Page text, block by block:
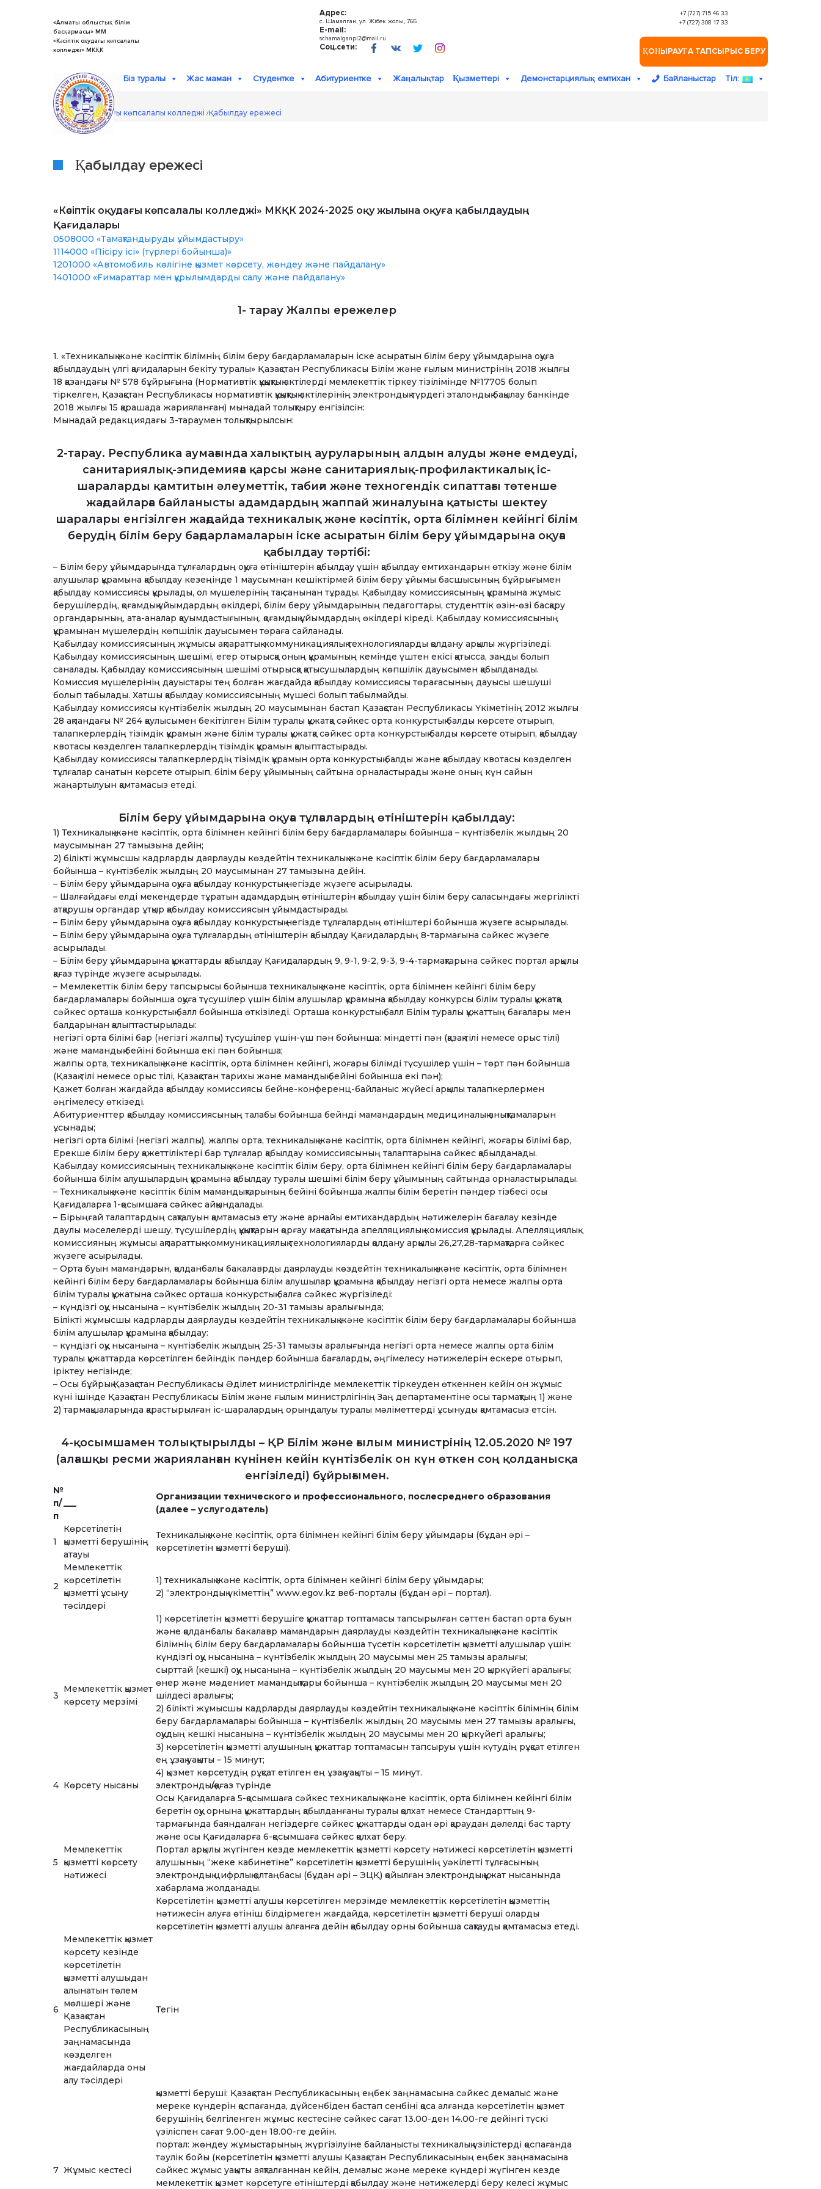
«Алматы облыстық білім
басқармасы» ММ
«Кәсіптік оқудағы көпсалалы
колледжі» МКҚК
Адрес:
с. Шамалган, ул. Жібек жолы, 76Б
E-mail:
schamalganpl2@mail.ru
Соц.сети:
+7 (727) 715 46 33
+7 (727) 308 17 33
ҚОҢЫРАУҒА ТАПСЫРЫС БЕРУ
Біз туралы Жас маман Студентке Абитуриентке Жаңалықтар Қызметтері Демонстарциялық емтихан Байланыстар Тіл:
Кәсіптік оқудағы көпсалалы колледжі /Қабылдау ережесі
Қабылдау ережесі
«Кәсіптік оқудағы көпсалалы колледжі» МКҚК 2024-2025 оқу жылына оқуға қабылдаудың
Қағидалары
0508000 «Тамақтандыруды ұйымдастыру»
1114000 «Пісіру ісі» (түрлері бойынша)»
1201000 «Автомобиль көлігіне қызмет көрсету, жөндеу және пайдалану»
1401000 «Ғимараттар мен құрылымдарды салу және пайдалану»
1- тарау Жалпы ережелер
1. «Техникалық және кәсіптік білімнің білім беру бағдарламаларын іске асыратын білім беру ұйымдарына оқуға
қабылдаудың үлгі қағидаларын бекіту туралы» Қазақстан Республикасы Білім және ғылым министрінің 2018 жылғы
18 қазандағы № 578 бұйрығына (Нормативтік құқықтық актілерді мемлекеттік тіркеу тізілімінде №17705 болып
тіркелген, Қазақстан Республикасы нормативтік құқықтық актілерінің электрондық түрдегі эталондық бақылау банкінде
2018 жылғы 15 қарашада жарияланған) мынадай толықтыру енгізілсін:
Мынадай редакциядағы 3-тараумен толықтырылсын:
2-тарау. Республика аумағында халықтың ауруларының алдын алуды және емдеуді,
санитариялық-эпидемияға қарсы және санитариялық-профилактикалық іс-
шараларды қамтитын әлеуметтік, табиғи және техногендік сипаттағы төтенше
жағдайларға байланысты адамдардың жаппай жиналуына қатысты шектеу
шаралары енгізілген жағдайда техникалық және кәсіптік, орта білімнен кейінгі білім
берудің білім беру бағдарламаларын іске асыратын білім беру ұйымдарына оқуға
қабылдау тәртібі:
– Білім беру ұйымдарында тұлғалардың оқуға өтініштерін қабылдау үшін қабылдау емтихандарын өткізу және білім
алушылар құрамына қабылдау кезеңінде 1 маусымнан кешіктірмей білім беру ұйымы басшысының бұйрығымен
қабылдау комиссиясы құрылады, ол мүшелерінің тақ санынан тұрады. Қабылдау комиссиясының құрамына жұмыс
берушілердің, қоғамдық ұйымдардың өкілдері, білім беру ұйымдарының педагогтары, студенттік өзін-өзі басқару
органдарының, ата-аналар қауымдастығының, қоғамдық ұйымдардың өкілдері кіреді. Қабылдау комиссиясының
құрамынан мүшелердің көпшілік дауысымен төраға сайланады.
Қабылдау комиссиясының жұмысы ақпараттық-коммуникациялық технологияларды қолдану арқылы жүргізіледі.
Қабылдау комиссиясының шешімі, егер отырысқа оның құрамының кемінде үштен екісі қатысса, заңды болып
саналады. Қабылдау комиссиясының шешімі отырысқа қатысушылардың көпшілік дауысымен қабылданады.
Комиссия мүшелерінің дауыстары тең болған жағдайда қабылдау комиссиясы төрағасының дауысы шешуші
болып табылады. Хатшы қабылдау комиссиясының мүшесі болып табылмайды.
Қабылдау комиссиясы күнтізбелік жылдың 20 маусымынан бастап Қазақстан Республикасы Үкіметінің 2012 жылғы
28 ақпандағы № 264 қаулысымен бекітілген Білім туралы құжатқа сәйкес орта конкурстық балды көрсете отырып,
талапкерлердің тізімдік құрамын және білім туралы құжатқа сәйкес орта конкурстық балды көрсете отырып, қабылдау
квотасы көзделген талапкерлердің тізімдік құрамын қалыптастырады.
Қабылдау комиссиясы талапкерлердің тізімдік құрамын орта конкурстық балды және қабылдау квотасы көзделген
тұлғалар санатын көрсете отырып, білім беру ұйымының сайтына орналастырады және оның күн сайын
жаңартылуын қамтамасыз етеді.
Білім беру ұйымдарына оқуға тұлғалардың өтініштерін қабылдау:
1) Техникалық және кәсіптік, орта білімнен кейінгі білім беру бағдарламалары бойынша – күнтізбелік жылдың 20
маусымынан 27 тамызына дейін;
2) білікті жұмысшы кадрларды даярлауды көздейтін техникалық және кәсіптік білім беру бағдарламалары
бойынша – күнтізбелік жылдың 20 маусымынан 27 тамызына дейін.
– Білім беру ұйымдарына оқуға қабылдау конкурстық негізде жүзеге асырылады.
– Шалғайдағы елді мекендерде тұратын адамдардың өтініштерін қабылдау үшін білім беру саласындағы жергілікті
атқарушы органдар ұтқыр қабылдау комиссиясын ұйымдастырады.
– Білім беру ұйымдарына оқуға қабылдау конкурстық негізде тұлғалардың өтініштері бойынша жүзеге асырылады.
– Білім беру ұйымдарына оқуға тұлғалардың өтініштерін қабылдау Қағидалардың 8-тармағына сәйкес жүзеге
асырылады.
– Білім беру ұйымдарына құжаттарды қабылдау Қағидалардың 9, 9-1, 9-2, 9-3, 9-4-тармақтарына сәйкес портал арқылы
қағаз түрінде жүзеге асырылады.
– Мемлекеттік білім беру тапсырысы бойынша техникалық және кәсіптік, орта білімнен кейінгі білім беру
бағдарламалары бойынша оқуға түсушілер үшін білім алушылар құрамына қабылдау конкурсы білім туралы құжатқа
сәйкес орташа конкурстық балл бойынша өткізіледі. Орташа конкурстық балл Білім туралы құжаттың бағалары мен
балдарынан қалыптастырылады:
негізгі орта білімі бар (негізгі жалпы) түсушілер үшін-үш пән бойынша: міндетті пән (қазақ тілі немесе орыс тілі)
және мамандық бейіні бойынша екі пән бойынша;
жалпы орта, техникалық және кәсіптік, орта білімнен кейінгі, жоғары білімді түсушілер үшін – төрт пән бойынша
(Қазақ тілі немесе орыс тілі, Қазақстан тарихы және мамандық бейіні бойынша екі пән);
Қажет болған жағдайда қабылдау комиссиясы бейне-конференц-байланыс жүйесі арқылы талапкерлермен
әңгімелесу өткізеді.
Абитуриенттер қабылдау комиссиясының талабы бойынша бейнді мамандардың медициналық анықтамаларын
ұсынады;
негізгі орта білімі (негізгі жалпы), жалпы орта, техникалық және кәсіптік, орта білімнен кейінгі, жоғары білімі бар,
Ерекше білім беру қажеттіліктері бар тұлғалар қабылдау комиссиясының талаптарына сәйкес қабылданады.
Қабылдау комиссиясының техникалық және кәсіптік білім беру, орта білімнен кейінгі білім беру бағдарламалары
бойынша білім алушылардың құрамына қабылдау туралы шешімі білім беру ұйымының сайтында орналастырылады.
– Техникалық және кәсіптік білім мамандықтарының бейіні бойынша жалпы білім беретін пәндер тізбесі осы
Қағидаларға 1-қосымшаға сәйкес айқындалады.
– Бірыңғай талаптардың сақталуын қамтамасыз ету және арнайы емтихандардың нәтижелерін бағалау кезінде
даулы мәселелерді шешу, түсушілердің құқықтарын қорғау мақсатында апелляциялық комиссия құрылады. Апелляциялық
комиссияның жұмысы ақпараттық-коммуникациялық технологияларды қолдану арқылы 26,27,28-тармақтарға сәйкес
жүзеге асырылады.
– Орта буын мамандарын, қолданбалы бакалаврды даярлауды көздейтін техникалық және кәсіптік, орта білімнен
кейінгі білім беру бағдарламалары бойынша білім алушылар құрамына қабылдау негізгі орта немесе жалпы орта
білім туралы құжатына сәйкес орташа конкурстық балға сәйкес жүргізіледі:
– күндізгі оқу нысанына – күнтізбелік жылдың 20-31 тамызы аралығында;
Білікті жұмысшы кадрларды даярлауды көздейтін техникалық және кәсіптік білім беру бағдарламалары бойынша
білім алушылар құрамына қабылдау:
– күндізгі оқу нысанына – күнтізбелік жылдың 25-31 тамызы аралығында негізгі орта немесе жалпы орта білім
туралы құжаттарда көрсетілген бейіндік пәндер бойынша бағаларды, әңгімелесу нәтижелерін ескере отырып,
іріктеу негізінде;
– Осы бұйрық Қазақстан Республикасы Әділет министрлігінде мемлекеттік тіркеуден өткеннен кейін он жұмыс
күні ішінде Қазақстан Республикасы Білім және ғылым министрлігінің Заң департаментіне осы тармақтың 1) және
2) тармақшаларында қарастырылған іс-шаралардың орындалуы туралы мәліметтерді ұсынуды қамтамасыз етсін.
4-қосымшамен толықтырылды – ҚР Білім және ғылым министрінің 12.05.2020 № 197
(алғашқы ресми жарияланған күнінен кейін күнтізбелік он күн өткен соң қолданысқа
енгізіледі) бұйрығымен.
№
п/
п
___
Организации технического и профессионального, послесреднего образования
(далее – услугодатель)
1
Көрсетілетін
қызметті берушінің
атауы
Техникалық және кәсіптік, орта білімнен кейінгі білім беру ұйымдары (бұдан әрі –
көрсетілетін қызметті беруші).
2
Мемлекеттік
көрсетілетін
қызметті ұсыну
тәсілдері
1) техникалық және кәсіптік, орта білімнен кейінгі білім беру ұйымдары;
2) “электрондық үкіметтің” www.egov.kz веб-порталы (бұдан әрі – портал).
3
Мемлекеттік қызмет
көрсету мерзімі
1) көрсетілетін қызметті берушіге құжаттар топтамасы тапсырылған сәттен бастап орта буын
және қолданбалы бакалавр мамандарын даярлауды көздейтін техникалық және кәсіптік
білімнің білім беру бағдарламалары бойынша түсетін көрсетілетін қызметті алушылар үшін:
күндізгі оқу нысанына – күнтізбелік жылдың 20 маусымы мен 25 тамызы аралығы;
сырттай (кешкі) оқу нысанына – күнтізбелік жылдың 20 маусымы мен 20 қыркүйегі аралығы;
өнер және мәдениет мамандықтары бойынша – күнтізбелік жылдың 20 маусымы мен 20
шілдесі аралығы;
2) білікті жұмысшы кадрларды даярлауды көздейтін техникалық және кәсіптік білімнің білім
беру бағдарламалары бойынша – күнтізбелік жылдың 20 маусымы мен 27 тамызы аралығы,
оқудың кешкі нысанына – күнтізбелік жылдың 20 маусымы мен 20 қыркүйегі аралығы;
3) көрсетілетін қызметті алушының құжаттар топтамасын тапсыруы үшін күтудің рұқсат етілген
ең ұзақ уақыты – 15 минут;
4) қызмет көрсетудің рұқсат етілген ең ұзақ уақыты – 15 минут.
4 Көрсету нысаны электрондық/қағаз түрінде
5
Мемлекеттік
қызметті көрсету
нәтижесі
Осы Қағидаларға 5-қосымшаға сәйкес техникалық және кәсіптік, орта білімнен кейінгі білім
беретін оқу орнына құжаттардың қабылданғаны туралы қолхат немесе Стандарттың 9-
тармағында баяндалған негіздерге сәйкес құжаттарды одан әрі қараудан дәлелді бас тарту
және осы Қағидаларға 6-қосымшаға сәйкес қолхат беру.
Портал арқылы жүгінген кезде мемлекеттік қызметті көрсету нәтижесі көрсетілетін қызметті
алушының “жеке кабинетіне” көрсетілетін қызметті берушінің уәкілетті тұлғасының
электрондық цифрлық қолтаңбасы (бұдан әрі – ЭЦҚ) қойылған электрондық құжат нысанында
хабарлама жолданады.
Көрсетілетін қызметті алушы көрсетілген мерзімде мемлекеттік көрсетілетін қызметтің
нәтижесін алуға өтініш білдірмеген жағдайда, көрсетілетін қызметті беруші оларды
көрсетілетін қызметті алушы алғанға дейін қабылдау орны бойынша сақтауды қамтамасыз етеді.
6
Мемлекеттік қызмет
көрсету кезінде
көрсетілетін
қызметті алушыдан
алынатын төлем
мөлшері және
Қазақстан
Республикасының
заңнамасында
көзделген
жағдайларда оны
алу тәсілдері
Тегін
7 Жұмыс кестесі
қызметті беруші: Қазақстан Республикасының еңбек заңнамасына сәйкес демалыс және
мереке күндерін қоспағанда, дүйсенбіден бастап сенбіні қоса алғанда көрсетілетін қызмет
берушінің белгіленген жұмыс кестесіне сәйкес сағат 13.00-ден 14.00-ге дейінгі түскі
үзіліспен сағат 9.00-ден 18.00-ге дейін.
портал: жөндеу жұмыстарының жүргізілуіне байланысты техникалық үзілістерді қоспағанда
тәулік бойы (көрсетілетін қызметті алушы Қазақстан Республикасының еңбек заңнамасына
сәйкес жұмыс уақыты аяқталғаннан кейін, демалыс және мереке күндері жүгінген кезде
мемлекеттік қызмет көрсетуге өтініштерді қабылдау және нәтижелерді беру келесі жұмыс